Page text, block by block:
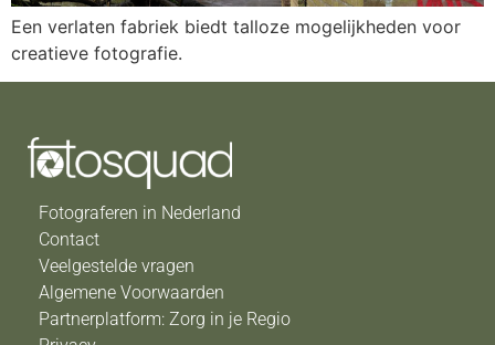
Een verlaten fabriek biedt talloze mogelijkheden voor
creatieve fotografie.
Fotograferen in Nederland
Contact
Veelgestelde vragen
Algemene Voorwaarden
Partnerplatform: Zorg in je Regio